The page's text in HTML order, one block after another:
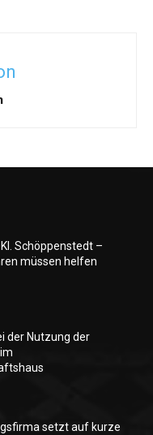
Schöppenstedt –
müssen helfen
der Nutzung der
setzt auf kurze